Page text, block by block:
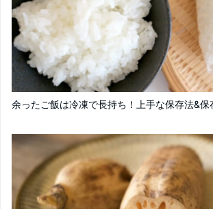
余ったご飯は冷凍で長持ち！上手な保存法&保